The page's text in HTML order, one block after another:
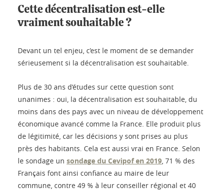
Cette décentralisation est-elle
vraiment souhaitable ?
Devant un tel enjeu, c’est le moment de se demander
sérieusement si la décentralisation est souhaitable.
Plus de 30 ans d’études sur cette question sont
unanimes : oui, la décentralisation est souhaitable, du
moins dans des pays avec un niveau de développement
économique avancé comme la France. Elle produit plus
de légitimité, car les décisions y sont prises au plus
près des habitants. Cela est aussi vrai en France. Selon
le sondage un sondage du Cevipof en 2019, 71 % des
Français font ainsi confiance au maire de leur
commune, contre 49 % à leur conseiller régional et 40